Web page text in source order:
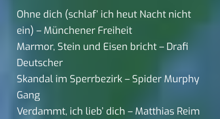
Ohne dich (schlaf’ ich heut Nacht nicht
ein) – Münchener Freiheit
Marmor, Stein und Eisen bricht – Drafi
Deutscher
Skandal im Sperrbezirk – Spider Murphy
Gang
Verdammt, ich lieb’ dich – Matthias Reim